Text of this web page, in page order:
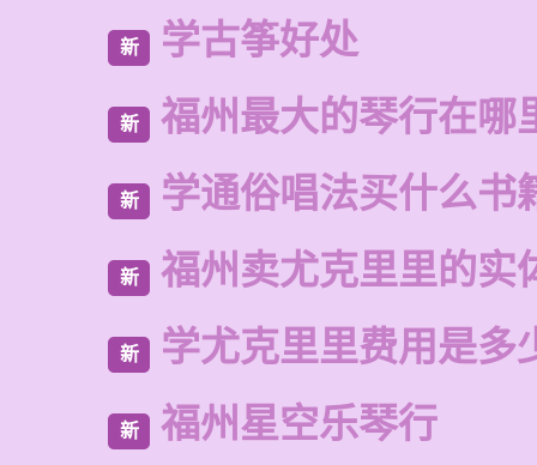
新 学古筝好处
新 福州最大的琴行在哪
新 学通俗唱法买什么书
新 福州卖尤克里里的实
新 学尤克里里费用是多
新 福州星空乐琴行